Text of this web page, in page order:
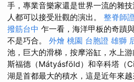
手，專業音樂家還是世界一流的雜
人都可以接受壯觀的演出。 整脊師
撥筋台中 乍一看，海洋甲板的奇蹟
不是巧合。 外燴 桃園 台胞證 雄獅
池，巨大的滑梯，按摩浴缸，水上
斯福德（Mátyásföld）和辛科塔（
湖是首都最大的積水，這是近年來